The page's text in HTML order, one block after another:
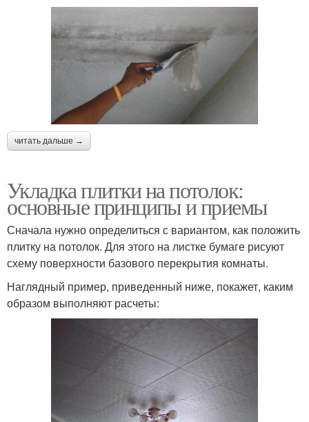
читать дальше →
Укладка плитки на потолок:
основные принципы и приемы
Сначала нужно определиться с вариантом, как положить
плитку на потолок. Для этого на листке бумаге рисуют
схему поверхности базового перекрытия комнаты.
Наглядный пример, приведенный ниже, покажет, каким
образом выполняют расчеты: